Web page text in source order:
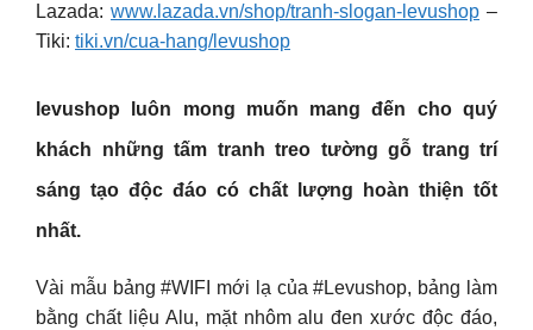
Lazada: www.lazada.vn/shop/tranh-slogan-levushop –
Tiki: tiki.vn/cua-hang/levushop
levushop luôn mong muốn mang đến cho quý
khách những tấm tranh treo tường gỗ trang trí
sáng tạo độc đáo có chất lượng hoàn thiện tốt
nhất.
Vài mẫu bảng #WIFI mới lạ của #Levushop, bảng làm
bằng chất liệu Alu, mặt nhôm alu đen xước độc đáo,